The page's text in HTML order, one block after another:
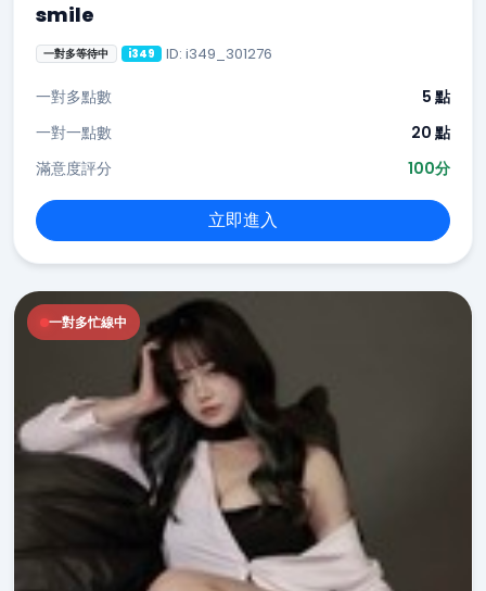
smile
一對多等待中 i349 ID: i349_301276
一對多點數
5 點
一對一點數
20 點
滿意度評分
100分
立即進入
一對多忙線中